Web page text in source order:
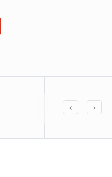
Oplev
‹ ›